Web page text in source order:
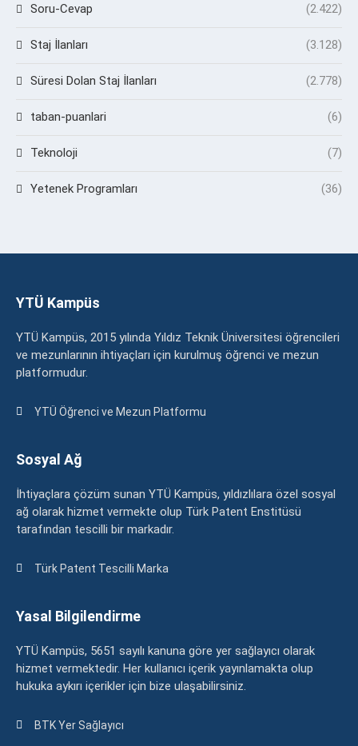
Soru-Cevap (2.422)
Staj İlanları (3.128)
Süresi Dolan Staj İlanları (2.778)
taban-puanlari (6)
Teknoloji (7)
Yetenek Programları (36)
YTÜ Kampüs
YTÜ Kampüs, 2015 yılında Yıldız Teknik Üniversitesi öğrencileri
ve mezunlarının ihtiyaçları için kurulmuş öğrenci ve mezun
platformudur.
YTÜ Öğrenci ve Mezun Platformu
Sosyal Ağ
İhtiyaçlara çözüm sunan YTÜ Kampüs, yıldızlılara özel sosyal
ağ olarak hizmet vermekte olup Türk Patent Enstitüsü
tarafından tescilli bir markadır.
Türk Patent Tescilli Marka
Yasal Bilgilendirme
YTÜ Kampüs, 5651 sayılı kanuna göre yer sağlayıcı olarak
hizmet vermektedir. Her kullanıcı içerik yayınlamakta olup
hukuka aykırı içerikler için bize ulaşabilirsiniz.
BTK Yer Sağlayıcı